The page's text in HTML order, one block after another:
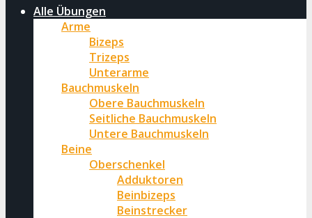
Alle Übungen
Arme
Bizeps
Trizeps
Unterarme
Bauchmuskeln
Obere Bauchmuskeln
Seitliche Bauchmuskeln
Untere Bauchmuskeln
Beine
Oberschenkel
Adduktoren
Beinbizeps
Beinstrecker